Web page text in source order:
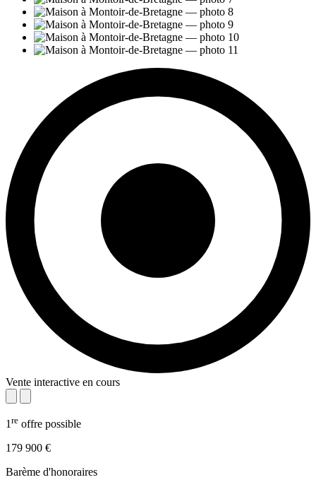
Vente interactive en cours
1 re offre possible
179 900 €
Barème d'honoraires